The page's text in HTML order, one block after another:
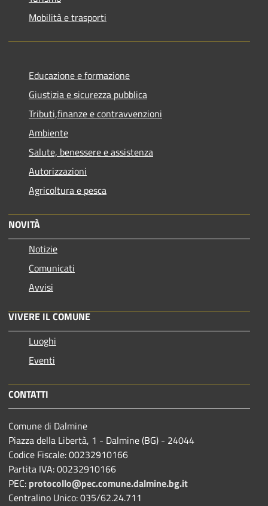
Mobilità e trasporti
Educazione e formazione
Giustizia e sicurezza pubblica
Tributi,finanze e contravvenzioni
Ambiente
Salute, benessere e assistenza
Autorizzazioni
Agricoltura e pesca
NOVITÀ
Notizie
Comunicati
Avvisi
VIVERE IL COMUNE
Luoghi
Eventi
CONTATTI
Comune di Dalmine
Piazza della Libertà, 1 - Dalmine (BG) - 24044
Codice Fiscale: 00232910166
Partita IVA: 00232910166
PEC: protocollo@pec.comune.dalmine.bg.it
Centralino Unico: 035/62.24.711